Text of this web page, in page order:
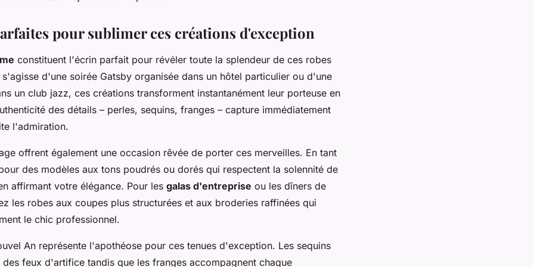
pour sublimer ces créations d'exception
constituent l'écrin parfait pour révéler toute la splendeur de ces robes
d'une soirée Gatsby organisée dans un hôtel particulier ou d'une
un club jazz, ces créations transforment instantanément leur porteuse en
des détails – perles, sequins, franges – capture immédiatement
l'admiration.
offrent également une occasion rêvée de porter ces merveilles. En tant
des modèles aux tons poudrés ou dorés qui respectent la solennité de
affirmant votre élégance. Pour les galas d'entreprise ou les dîners de
les robes aux coupes plus structurées et aux broderies raffinées qui
le chic professionnel.
An représente l'apothéose pour ces tenues d'exception. Les sequins
feux d'artifice tandis que les franges accompagnent chaque